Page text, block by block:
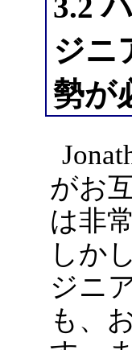
ジニ
勢が
がお
は非
しか
ジニ
も、